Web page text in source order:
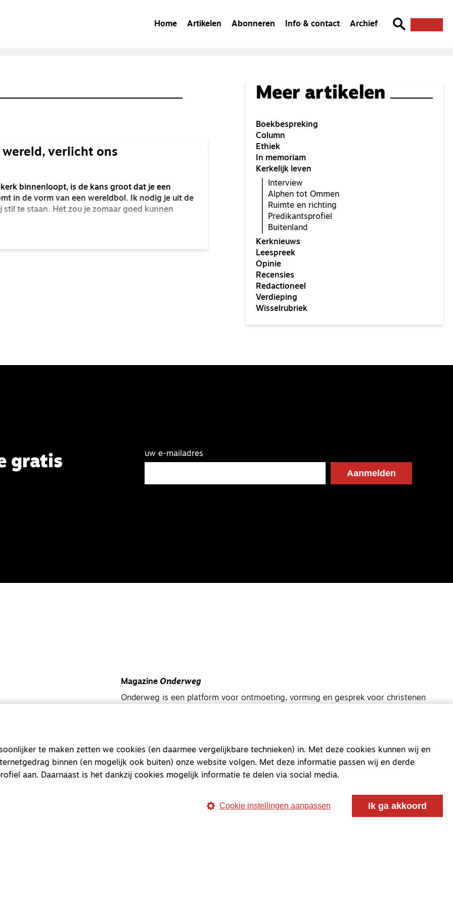
Home Artikelen Abonneren Info & contact Archief
verlicht ons
binnenloopt, is de kans groot dat je een
in de vorm van een wereldbol. Ik nodig je uit de
te staan. Het zou je zomaar goed kunnen
Meer artikelen
Boekbespreking
Column
Ethiek
In memoriam
Kerkelijk leven
Interview
Alphen tot Ommen
Ruimte en richting
Predikantsprofiel
Buitenland
Kerknieuws
Leespreek
Opinie
Recensies
Redactioneel
Verdieping
Wisselrubriek
gratis
uw e-mailadres
Magazine Onderweg
Onderweg is een platform voor ontmoeting, vorming en gesprek voor christenen
Kvk-nummer 33277063
NL46 INGB 0117 5827 86
te maken zetten we cookies (en daarmee vergelijkbare technieken) in. Met deze cookies kunnen wij en
binnen (en mogelijk ook buiten) onze website volgen. Met deze informatie passen wij en derde
aan. Daarnaast is het dankzij cookies mogelijk informatie te delen via social media.
Cookie instellingen aanpassen Ik ga akkoord